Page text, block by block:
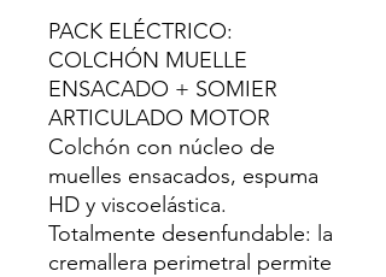
PACK ELÉCTRICO:
COLCHÓN MUELLE
ENSACADO + SOMIER
ARTICULADO MOTOR
Colchón con núcleo de
muelles ensacados, espuma
HD y viscoelástica.
Totalmente desenfundable: la
cremallera perimetral permite